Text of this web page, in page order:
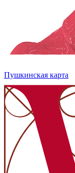
Пушкинская карта